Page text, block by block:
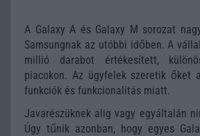
A Galaxy A és Galaxy M sorozat
Samsungnak az utóbbi időben. A
millió darabot értékesített,
piacokon. Az ügyfelek szeretik őket
funkciók és funkcionalitás miatt.
Javarészüknek alig vagy egyáltalán
Úgy tűnik azonban, hogy egyes